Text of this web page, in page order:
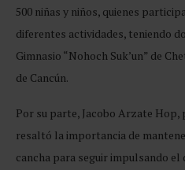
500 niñas y niños, quienes
diferentes actividades, teniendo
Gimnasio “Nohoch Suk’un” de
de Cancún.
Por su parte, Jacobo Arzate Hop,
resaltó la importancia de
cancha para seguir impulsando